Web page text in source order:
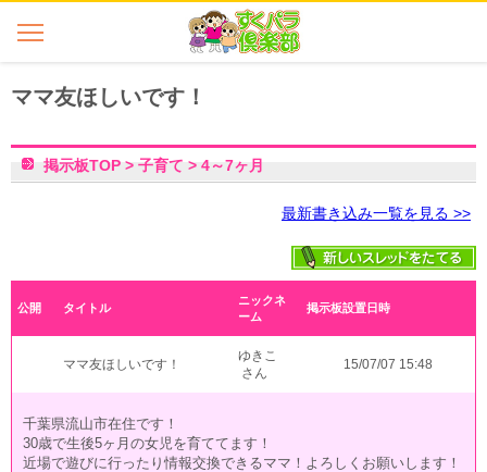
ママ友ほしいです！
最新書き込み一覧を見る >>
掲示板TOP > 子育て > 4～7ヶ月
公開 タイトル
ニックネ
ーム
掲示板設置日時
ママ友ほしいです！
ゆきこ
さん
15/07/07 15:48
千葉県流山市在住です！
30歳で生後5ヶ月の女児を育ててます！
近場で遊びに行ったり情報交換できるママ！よろしくお願いします！